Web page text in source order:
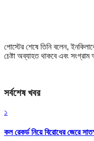
পোস্টের শেষে তিনি বলেন,
চেষ্টা অব্যাহত থাকবে এবং
সর্বশেষ খবর
১
কল রেকর্ড নিয়ে বিরোধের জেরে